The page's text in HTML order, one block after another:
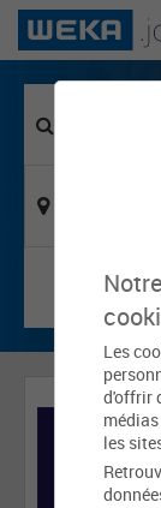
Les
d'offrir
les